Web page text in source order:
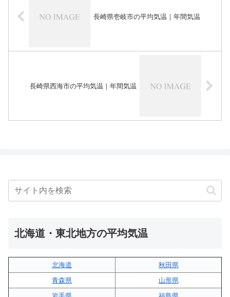
長崎県壱岐市の平均気温｜年間気温
長崎県西海市の平均気温｜年間気温
北海道・東北地方の平均気温
北海道
秋田県
青森県
山形県